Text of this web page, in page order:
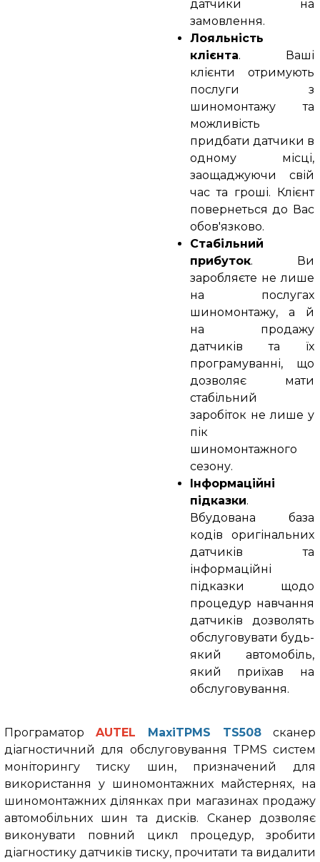
датчики на
замовлення.
Лояльність
клієнта. Ваші
клієнти отримують
послуги з
шиномонтажу та
можливість
придбати датчики в
одному місці,
заощаджуючи свій
час та гроші. Клієнт
повернеться до Вас
обов'язково.
Стабільний
прибуток. Ви
заробляєте не лише
на послугах
шиномонтажу, а й
на продажу
датчиків та їх
програмуванні, що
дозволяє мати
стабільний
заробіток не лише у
пік
шиномонтажного
сезону.
Інформаційні
підказки.
Вбудована база
кодів оригінальних
датчиків та
інформаційні
підказки щодо
процедур навчання
датчиків дозволять
обслуговувати будь-
який автомобіль,
який приїхав на
обслуговування.
Програматор AUTEL MaxiTPMS TS508 сканер
діагностичний для обслуговування TPMS систем
моніторингу тиску шин, призначений для
використання у шиномонтажних майстернях, на
шиномонтажних ділянках при магазинах продажу
автомобільних шин та дисків. Сканер дозволяє
виконувати повний цикл процедур, зробити
діагностику датчиків тиску, прочитати та видалити